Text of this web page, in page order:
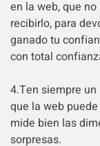
en la web, que
recibirlo, para
ganado tu
con total
4.Ten siempre
que la web
mide bien las
sorpresas.